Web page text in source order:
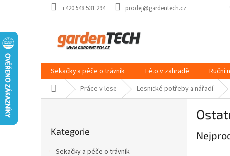
na
+420 548 531 294 prodej@gardentech.cz
Sekačky a péče o trávník Léto v zahradě Ruční
Domů Práce v lese Lesnické potřeby a nářadí
kategorie
Kategorie
Sekačky a péče o trávník